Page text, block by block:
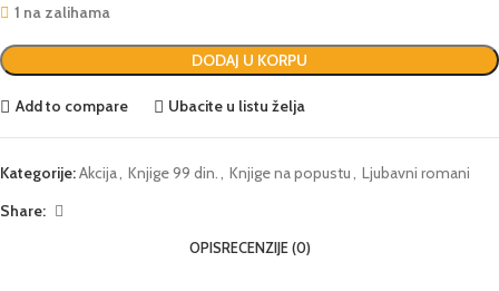
1 na zalihama
DODAJ U KORPU
Add to compare Ubacite u listu želja
Kategorije:Akcija Knjige 99 din. Knjige na popustu
Ljubavni romani
Share:
OPISRECENZIJE (0)